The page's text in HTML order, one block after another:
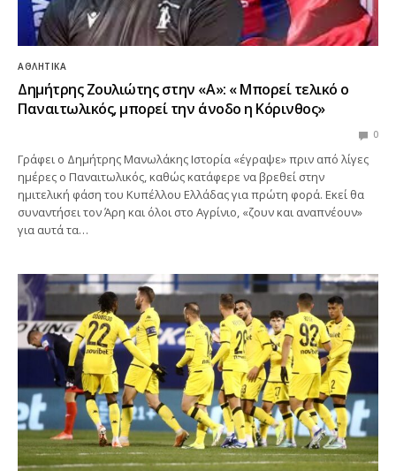
ΑΘΛΗΤΙΚΆ
Δημήτρης Ζουλιώτης στην «Α»: « Μπορεί τελικό ο
Παναιτωλικός, μπορεί την άνοδο η Κόρινθος»
0
Γράφει ο Δημήτρης Μανωλάκης Ιστορία «έγραψε» πριν από λίγες
ημέρες ο Παναιτωλικός, καθώς κατάφερε να βρεθεί στην
ημιτελική φάση του Κυπέλλου Ελλάδας για πρώτη φορά. Εκεί θα
συναντήσει τον Άρη και όλοι στο Αγρίνιο, «ζουν και αναπνέουν»
για αυτά τα…